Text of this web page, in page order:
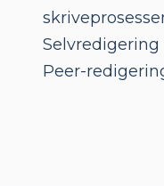
Selvredigering
Peer-